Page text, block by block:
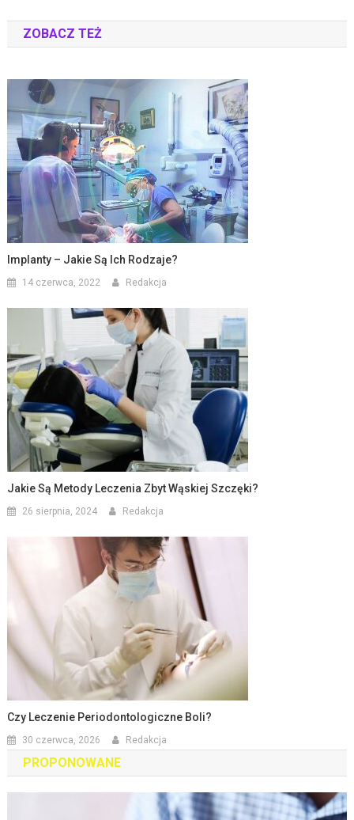
wpisu
ZOBACZ TEŻ
Implanty – Jakie Są Ich Rodzaje?
14 czerwca, 2022 Redakcja
Jakie Są Metody Leczenia Zbyt Wąskiej Szczęki?
26 sierpnia, 2024 Redakcja
Czy Leczenie Periodontologiczne Boli?
30 czerwca, 2026 Redakcja
PROPONOWANE